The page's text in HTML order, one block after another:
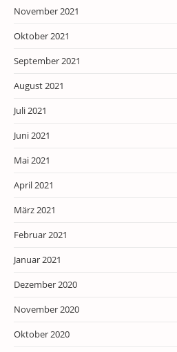
November 2021
Oktober 2021
September 2021
August 2021
Juli 2021
Juni 2021
Mai 2021
April 2021
März 2021
Februar 2021
Januar 2021
Dezember 2020
November 2020
Oktober 2020